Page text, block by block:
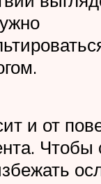
и от
Чтобы